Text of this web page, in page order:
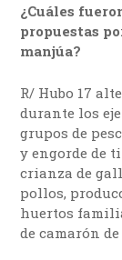
¿Cuáles
propuestas
manjúa?
R/ Hubo 17
durante los
grupos de
y engorde de
crianza de
pollos,
huertos
de camarón